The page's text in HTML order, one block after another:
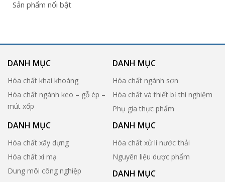
Sản phẩm nổi bật
DANH MỤC
Hóa chất khai khoáng
Hóa chất ngành keo – gỗ ép –
mút xốp
DANH MỤC
Hóa chất ngành sơn
Hóa chất và thiết bị thí nghiệm
Phụ gia thực phẩm
DANH MỤC
Hóa chất xây dựng
Hóa chất xi mạ
Dung môi công nghiệp
DANH MỤC
Hóa chất xử lí nước thải
Nguyên liệu dược phẩm
DANH MỤC